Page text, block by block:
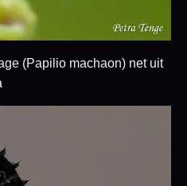
machaon) net uit